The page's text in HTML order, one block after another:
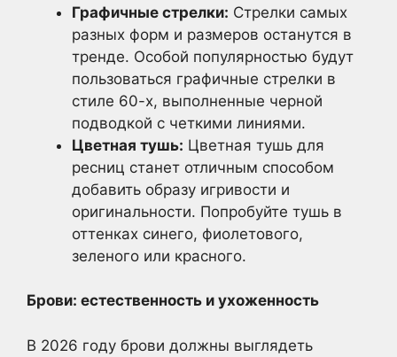
Графичные стрелки: Стрелки самых
разных форм и размеров останутся в
тренде. Особой популярностью будут
пользоваться графичные стрелки в
стиле 60-х, выполненные черной
подводкой с четкими линиями.
Цветная тушь: Цветная тушь для
ресниц станет отличным способом
добавить образу игривости и
оригинальности. Попробуйте тушь в
оттенках синего, фиолетового,
зеленого или красного.
Брови: естественность и ухоженность
В 2026 году брови должны выглядеть